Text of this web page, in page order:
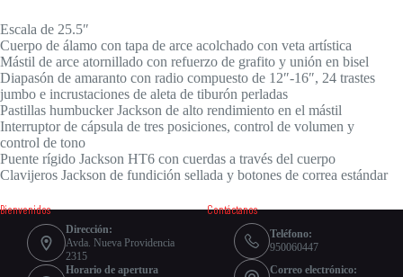
Escala de 25.5″
Cuerpo de álamo con tapa de arce acolchado con veta artística
Mástil de arce atornillado con refuerzo de grafito y unión en bisel
Diapasón de amaranto con radio compuesto de 12″-16″, 24 trastes
jumbo e incrustaciones de aleta de tiburón perladas
Pastillas humbucker Jackson de alto rendimiento en el mástil
Interruptor de cápsula de tres posiciones, control de volumen y
control de tono
Puente rígido Jackson HT6 con cuerdas a través del cuerpo
Clavijeros Jackson de fundición sellada y botones de correa estándar
Bienvenidos
Dirección:
Avda. Nueva Providencia
2315
Horario de apertura
Contáctanos
Teléfono:
950060447
Correo electrónico: